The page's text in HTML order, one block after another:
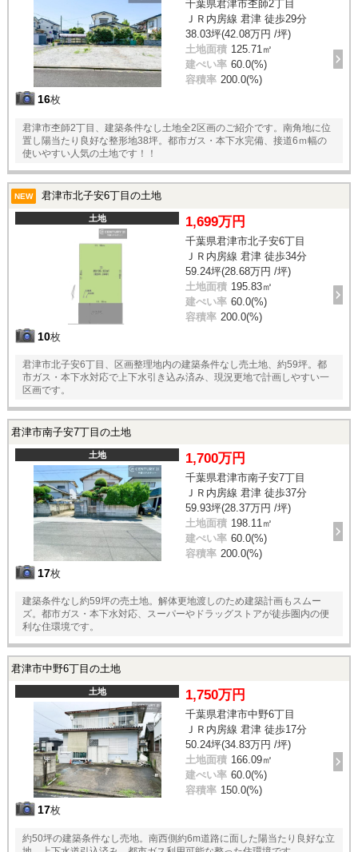
16枚
千葉県君津市杢師2丁目
ＪＲ内房線 君津 徒歩29分
38.03坪(42.08万円 /坪)
土地面積 125.71㎡
建ぺい率 60.0(%)
容積率 200.0(%)
君津市杢師2丁目、建築条件なし土地全2区画のご紹介です。南角地に位
置し陽当たり良好な整形地38坪。都市ガス・本下水完備、接道6ｍ幅の
使いやすい人気の土地です！！
NEW 君津市北子安6丁目の土地
土地
10枚
1,699万円
千葉県君津市北子安6丁目
ＪＲ内房線 君津 徒歩34分
59.24坪(28.68万円 /坪)
土地面積 195.83㎡
建ぺい率 60.0(%)
容積率 200.0(%)
君津市北子安6丁目、区画整理地内の建築条件なし売土地、約59坪。都
市ガス・本下水対応で上下水引き込み済み、現況更地で計画しやすい一
区画です。
君津市南子安7丁目の土地
土地
17枚
1,700万円
千葉県君津市南子安7丁目
ＪＲ内房線 君津 徒歩37分
59.93坪(28.37万円 /坪)
土地面積 198.11㎡
建ぺい率 60.0(%)
容積率 200.0(%)
建築条件なし約59坪の売土地。解体更地渡しのため建築計画もスムー
ズ。都市ガス・本下水対応、スーパーやドラッグストアが徒歩圏内の便
利な住環境です。
君津市中野6丁目の土地
土地
17枚
1,750万円
千葉県君津市中野6丁目
ＪＲ内房線 君津 徒歩17分
50.24坪(34.83万円 /坪)
土地面積 166.09㎡
建ぺい率 60.0(%)
容積率 150.0(%)
約50坪の建築条件なし売地。南西側約6m道路に面した陽当たり良好な立